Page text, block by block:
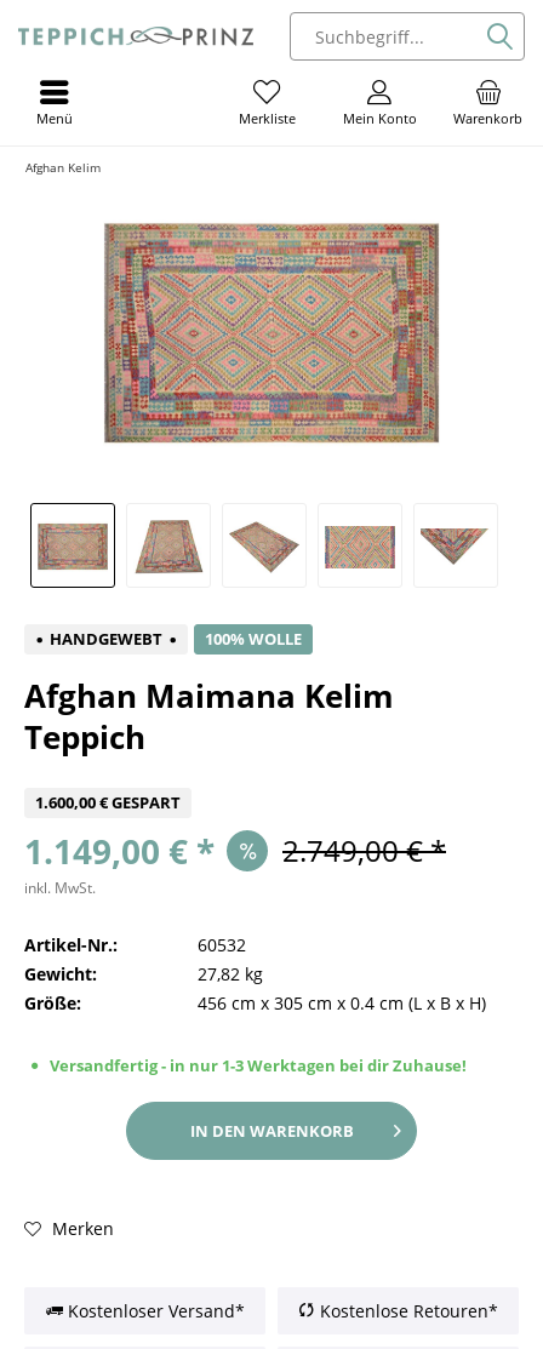
Warenkorb
Mein Konto
Merkliste
Menü
Afghan Kelim
HANDGEWEBT 100% WOLLE
Afghan Maimana Kelim
Teppich
1.600,00 € GESPART
1.149,00 € * 2.749,00 € *
inkl. MwSt.
Artikel-Nr.:
60532
Gewicht:
27,82 kg
Größe:
456 cm x 305 cm x 0.4 cm (L x B x H)
Versandfertig - in nur 1-3 Werktagen bei dir Zuhause!
IN DEN WARENKORB
Merken
Kostenloser Versand* Kostenlose Retouren*